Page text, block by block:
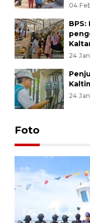
04
24
24
Foto